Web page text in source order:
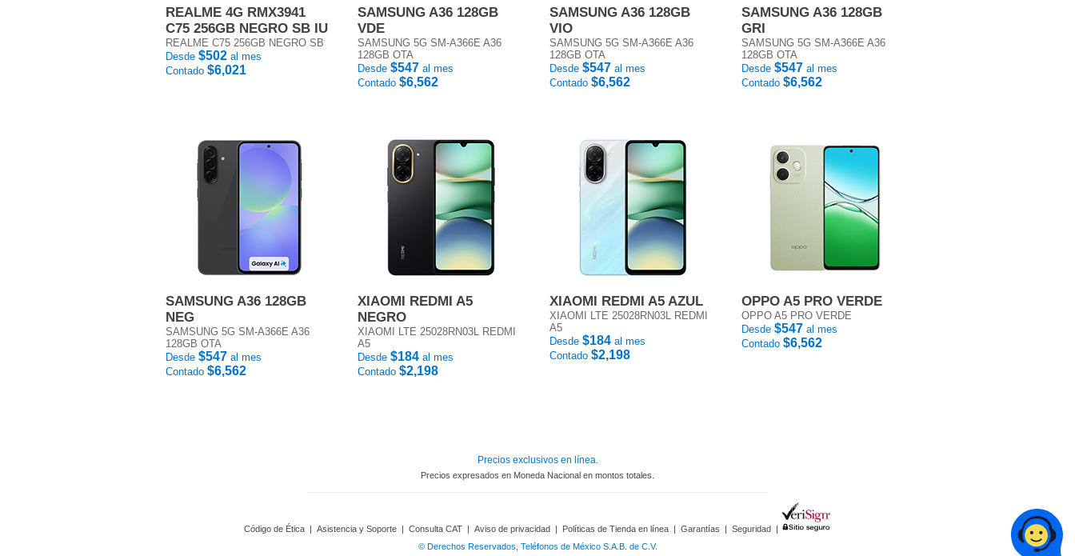
REALME 4G RMX3941
C75 256GB NEGRO SB IU
REALME C75 256GB NEGRO SB
Desde $502 al mes
Contado $6,021
SAMSUNG A36 128GB
VDE
SAMSUNG 5G SM-A366E A36
128GB OTA
Desde $547 al mes
Contado $6,562
SAMSUNG A36 128GB
VIO
SAMSUNG 5G SM-A366E A36
128GB OTA
Desde $547 al mes
Contado $6,562
SAMSUNG A36 128GB
GRI
SAMSUNG 5G SM-A366E A36
128GB OTA
Desde $547 al mes
Contado $6,562
SAMSUNG A36 128GB
NEG
SAMSUNG 5G SM-A366E A36
128GB OTA
Desde $547 al mes
Contado $6,562
XIAOMI REDMI A5
NEGRO
XIAOMI LTE 25028RN03L REDMI
A5
Desde $184 al mes
Contado $2,198
XIAOMI REDMI A5 AZUL
XIAOMI LTE 25028RN03L REDMI
A5
Desde $184 al mes
Contado $2,198
OPPO A5 PRO VERDE
OPPO A5 PRO VERDE
Desde $547 al mes
Contado $6,562
Precios exclusivos en línea.
Precios expresados en Moneda Nacional en montos totales.
Código de Ética | Asistencia y Soporte | Consulta CAT | Aviso de privacidad | Políticas de Tienda en línea | Garantías | Seguridad |
© Derechos Reservados, Teléfonos de México S.A.B. de C.V.